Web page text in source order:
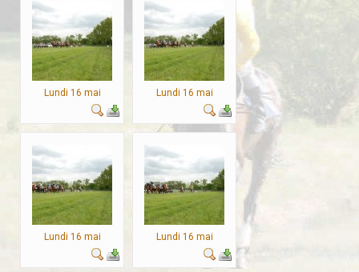
Lundi 16 mai Lundi 16 mai
Lundi 16 mai Lundi 16 mai